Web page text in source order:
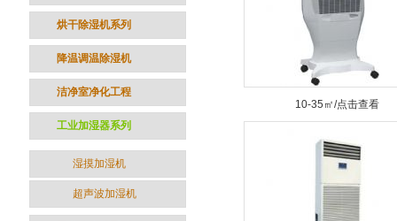
烘干除湿机系列
降温调温除湿机
洁净室净化工程
工业加湿器系列
湿摸加湿机
超声波加湿机
10-35㎡/点击查看